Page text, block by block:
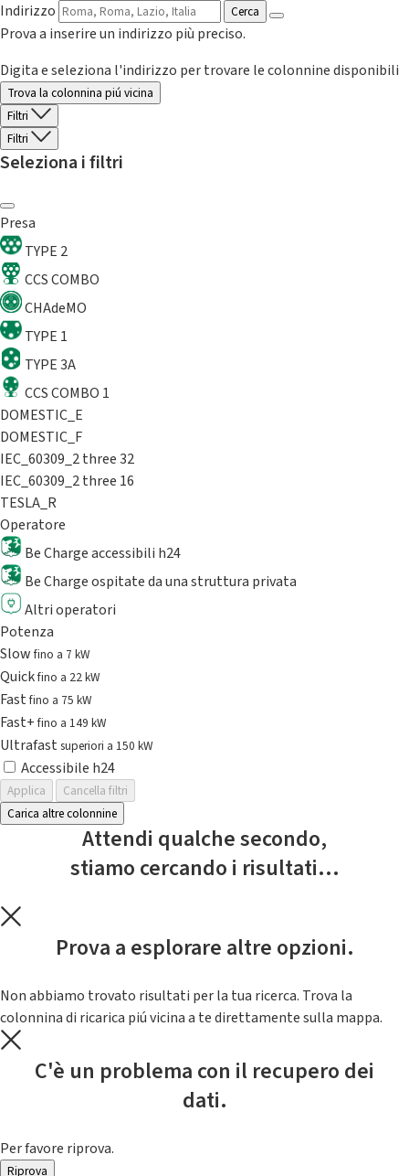
Indirizzo
Cerca
Prova a inserire un indirizzo più preciso.
Digita e seleziona l'indirizzo per trovare le colonnine disponibili
Trova la colonnina piú vicina
Filtri
Filtri
Seleziona i filtri
Presa
TYPE 2
CCS COMBO
CHAdeMO
TYPE 1
TYPE 3A
CCS COMBO 1
DOMESTIC_E
DOMESTIC_F
IEC_60309_2 three 32
IEC_60309_2 three 16
TESLA_R
Operatore
Be Charge accessibili h24
Be Charge ospitate da una struttura privata
Altri operatori
Potenza
Slowfino a 7 kW
Quickfino a 22 kW
Fastfino a 75 kW
Fast+fino a 149 kW
Ultrafast superiori a 150 kW
Accessibile h24
Applica
Cancella filtri
Carica altre colonnine
Attendi qualche secondo,
stiamo cercando i risultati...
Prova a esplorare altre opzioni.
Non abbiamo trovato risultati per la tua ricerca. Trova la
colonnina di ricarica piú vicina a te direttamente sulla mappa.
C'è un problema con il recupero dei
dati.
Per favore riprova.
Riprova